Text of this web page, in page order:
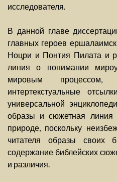
исследователя.
В данной главе
главных героев
Ноцри и Понтия Пилата и
линия о понимании
мировым процессом,
интертекстуальные
универсальной
образы и сюжетная линия
природе, поскольку
читателя образы своих
содержание библейских
и различия.